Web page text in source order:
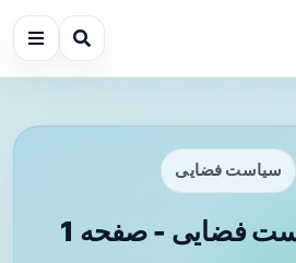
سیاست فضایی
فضایی - صفحه 1